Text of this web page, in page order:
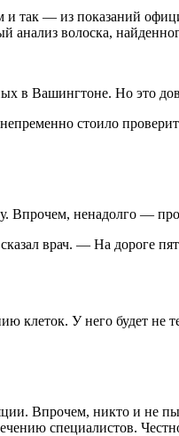
— из показаний
волоска,
в Вашингтоне. Но это
стоило
ненадолго —
врач. — На дороге
У него будет не
Впрочем, никто и не
специалистов.